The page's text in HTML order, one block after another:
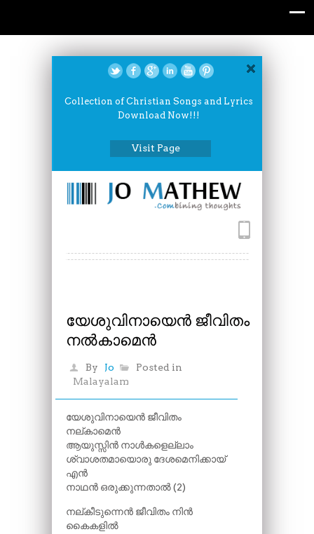
Collection of Christian Songs and Lyrics
Download Now!!!
Visit Page
യേശുവിനായെൻ ജീവിതം
നല്‍കാമെൻ
By Jo
Posted in
Malayalam
യേശുവിനായെൻ ജീവിതം
നല്കാമെൻ
ആയുസ്സിൻ നാൾകളെല്ലാം
ശ്വാശതമായൊരു ദേശമെനിക്കായ്
എൻ
നാഥൻ ഒരുക്കുന്നതാൽ (2)
നല്കീടുന്നെൻ ജീവിതം നിൻ
കൈകളിൽ